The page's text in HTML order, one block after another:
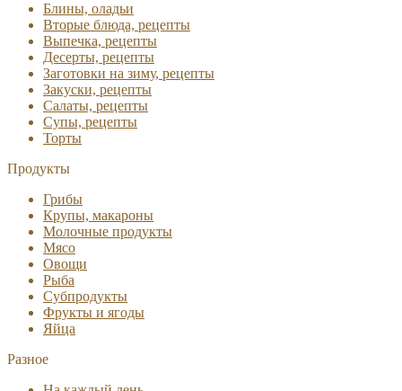
Блины, оладьи
Вторые блюда, рецепты
Выпечка, рецепты
Десерты, рецепты
Заготовки на зиму, рецепты
Закуски, рецепты
Салаты, рецепты
Супы, рецепты
Торты
Продукты
Грибы
Крупы, макароны
Молочные продукты
Мясо
Овощи
Рыба
Субпродукты
Фрукты и ягоды
Яйца
Разное